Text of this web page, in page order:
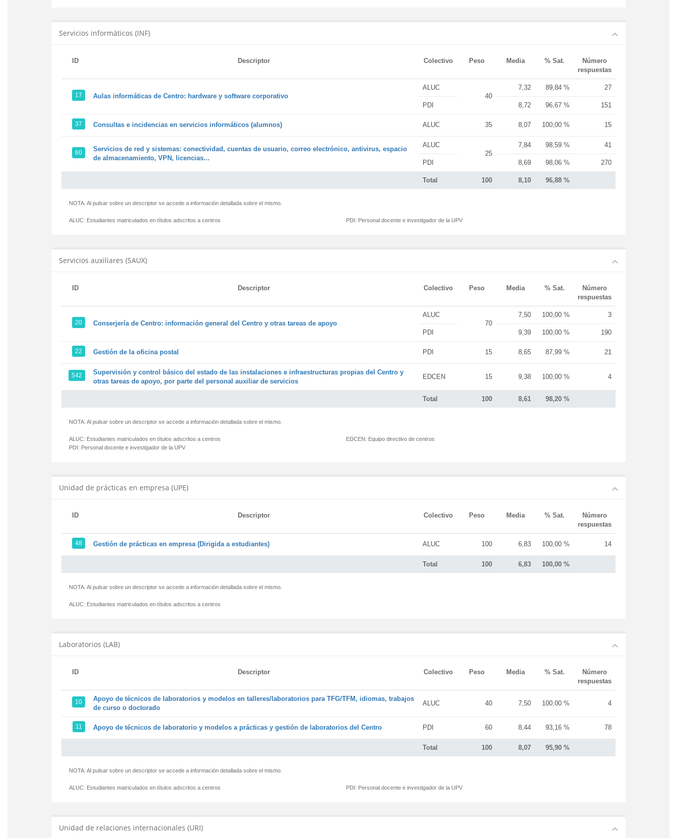
Servicios informáticos (INF)
ID Descriptor Colectivo Peso Media % Sat.
Número
respuestas
Total 100 8,10 96,88 %
17 Aulas informáticas de Centro: hardware y software corporativo
ALUC
40
7,32 89,84 % 27
PDI 8,72 96,67 % 151
37 Consultas e incidencias en servicios informáticos (alumnos) ALUC 35 8,07 100,00 % 15
60
Servicios de red y sistemas: conectividad, cuentas de usuario, correo electrónico, antivirus, espacio
de almacenamiento, VPN, licencias...
ALUC
25
7,84 98,59 % 41
PDI 8,69 98,06 % 270
NOTA: Al pulsar sobre un descriptor se accede a información detallada sobre el mismo.
ALUC: Estudiantes matriculados en títulos adscritos a centros PDI: Personal docente e investigador de la UPV
Servicios auxiliares (SAUX)
ID Descriptor Colectivo Peso Media % Sat.
Número
respuestas
Total 100 8,61 98,20 %
20 Conserjería de Centro: información general del Centro y otras tareas de apoyo
ALUC
70
7,50 100,00 % 3
PDI 9,39 100,00 % 190
22 Gestión de la oficina postal PDI 15 8,65 87,99 % 21
542
Supervisión y control básico del estado de las instalaciones e infraestructuras propias del Centro y
otras tareas de apoyo, por parte del personal auxiliar de servicios
EDCEN 15 9,38 100,00 % 4
NOTA: Al pulsar sobre un descriptor se accede a información detallada sobre el mismo.
ALUC: Estudiantes matriculados en títulos adscritos a centros
PDI: Personal docente e investigador de la UPV
EDCEN: Equipo directivo de centros
Unidad de prácticas en empresa (UPE)
ID Descriptor Colectivo Peso Media % Sat.
Número
respuestas
Total 100 6,83 100,00 %
48 Gestión de prácticas en empresa (Dirigida a estudiantes) ALUC 100 6,83 100,00 % 14
NOTA: Al pulsar sobre un descriptor se accede a información detallada sobre el mismo.
ALUC: Estudiantes matriculados en títulos adscritos a centros
Laboratorios (LAB)
ID Descriptor Colectivo Peso Media % Sat.
Número
respuestas
Total 100 8,07 95,90 %
10
Apoyo de técnicos de laboratorios y modelos en talleres/laboratorios para TFG/TFM, idiomas, trabajos
de curso o doctorado
ALUC 40 7,50 100,00 % 4
11 Apoyo de técnicos de laboratorio y modelos a prácticas y gestión de laboratorios del Centro PDI 60 8,44 93,16 % 78
NOTA: Al pulsar sobre un descriptor se accede a información detallada sobre el mismo.
ALUC: Estudiantes matriculados en títulos adscritos a centros PDI: Personal docente e investigador de la UPV
Unidad de relaciones internacionales (URI)